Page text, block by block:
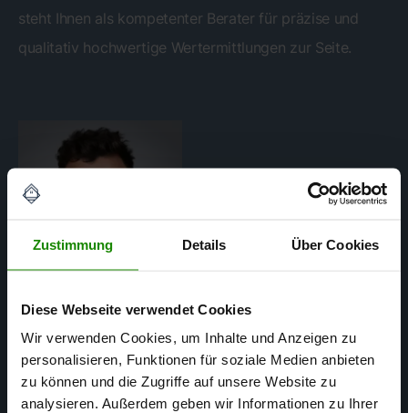
Zustimmung Details Über Cookies
Diese Webseite verwendet Cookies
Wir verwenden Cookies, um Inhalte und Anzeigen zu
personalisieren, Funktionen für soziale Medien anbieten
zu können und die Zugriffe auf unsere Website zu
analysieren. Außerdem geben wir Informationen zu Ihrer
steht Ihnen als kompetenter Berater für präzise und
qualitativ hochwertige Wertermittlungen zur Seite.
Lucas Franc
MASTER BAU-UND IMMOBILIENMANAGEMENT